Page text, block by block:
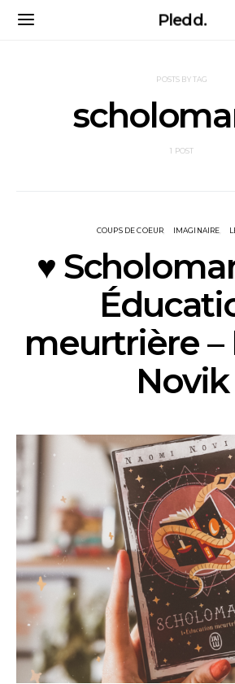
Pledd.
POSTS BY TAG
1 POST
COUPS DE COEUR IMAGINAIRE
♥
meurtrière –
Novik